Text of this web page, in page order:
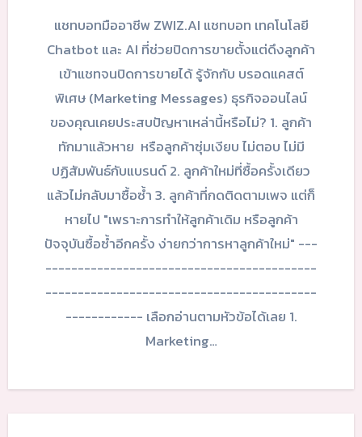
แชทบอทมืออาชีพ ZWIZ.AI แชทบอท เทคโนโลยี
Chatbot และ AI ที่ช่วยปิดการขายตั้งแต่ดึงลูกค้า
เข้าแชทจนปิดการขายได้ รู้จักกับ บรอดแคสต์
พิเศษ (Marketing Messages) ธุรกิจออนไลน์
ของคุณเคยประสบปัญหาเหล่านี้หรือไม่? 1. ลูกค้า
ทักมาแล้วหาย หรือลูกค้าซุ่มเงียบ ไม่ตอบ ไม่มี
ปฏิสัมพันธ์กับแบรนด์ 2. ลูกค้าใหม่ที่ซื้อครั้งเดียว
แล้วไม่กลับมาซื้อซ้ำ 3. ลูกค้าที่กดติดตามเพจ แต่ก็
หายไป "เพราะการทำให้ลูกค้าเดิม หรือลูกค้า
ปัจจุบันซื้อซ้ำอีกครั้ง ง่ายกว่าการหาลูกค้าใหม่" ---
------------------------------------------
------------------------------------------
------------ เลือกอ่านตามหัวข้อได้เลย 1.
Marketing…